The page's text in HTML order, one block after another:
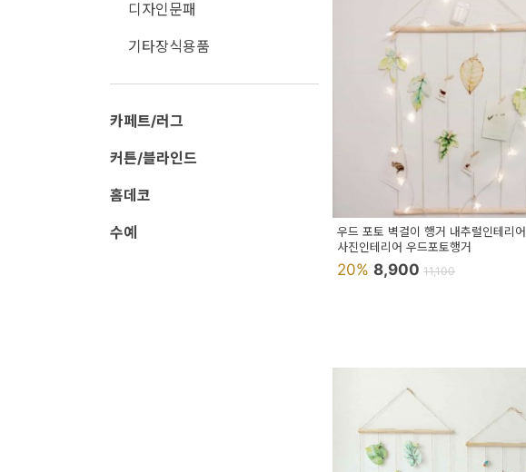
디자인문패
기타장식용품
카페트/러그
커튼/블라인드
홈데코
수예
우드 포토 벽걸이 행거 내추럴인테리어
사진인테리어 우드포토행거
20%8,90011,100